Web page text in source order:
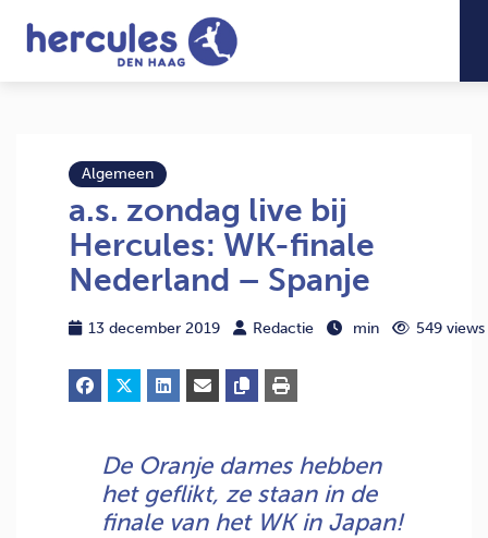
Algemeen
a.s. zondag live bij
Hercules: WK-finale
Nederland – Spanje
13 december 2019 Redactie min 549 views
De Oranje dames hebben
het geflikt, ze staan in de
finale van het WK in Japan!